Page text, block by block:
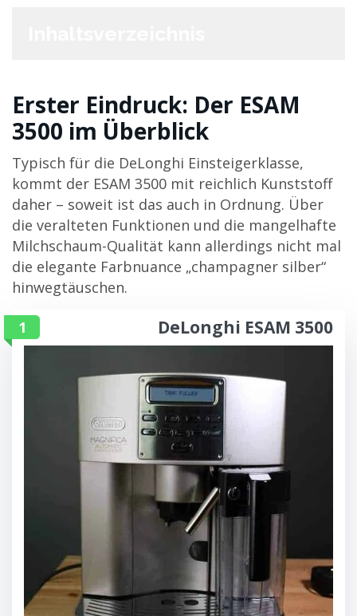
Erster Eindruck: Der ESAM
3500 im Überblick
Typisch für die DeLonghi Einsteigerklasse,
kommt der ESAM 3500 mit reichlich Kunststoff
daher – soweit ist das auch in Ordnung. Über
die veralteten Funktionen und die mangelhafte
Milchschaum-Qualität kann allerdings nicht mal
die elegante Farbnuance „champagner silber“
hinwegtäuschen.
1 DeLonghi ESAM 3500